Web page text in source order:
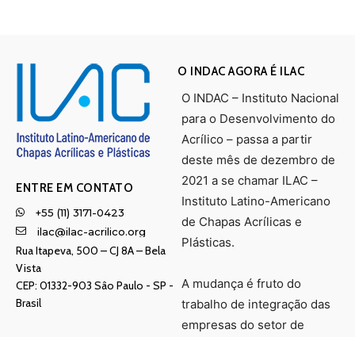
ENTRE EM CONTATO
+55 (11) 3171-0423
ilac@ilac-acrilico.org
Rua Itapeva, 500 – CJ 8A – Bela
Vista
CEP: 01332-903 Sâo Paulo - SP -
Brasil
O INDAC AGORA É ILAC
O INDAC – Instituto Nacional
para o Desenvolvimento do
Acrílico – passa a partir
deste mês de dezembro de
2021 a se chamar ILAC –
Instituto Latino-Americano
de Chapas Acrílicas e
Plásticas.
A mudança é fruto do
trabalho de integração das
empresas do setor de